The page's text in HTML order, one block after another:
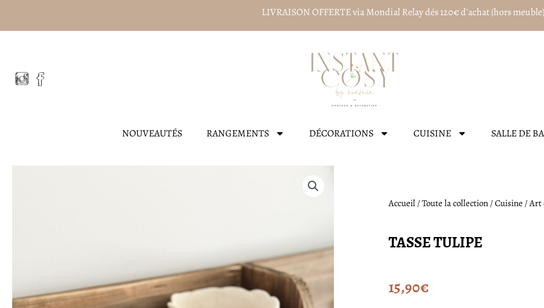
LIVRAISON OFFERTE via Mondial Relay dés 120€ d'achat (hors
NOUVEAUTÉS RANGEMENTS DÉCORATIONS CUISINE SALLE DE
Accueil/Toute la collection/Cuisine /Art
TASSE TULIPE
15,90€